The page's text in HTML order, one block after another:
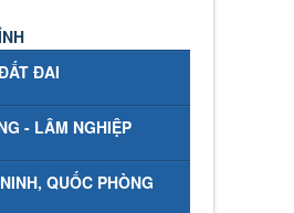
ĐAI
- LÂM NGHIỆP
QUỐC PHÒNG